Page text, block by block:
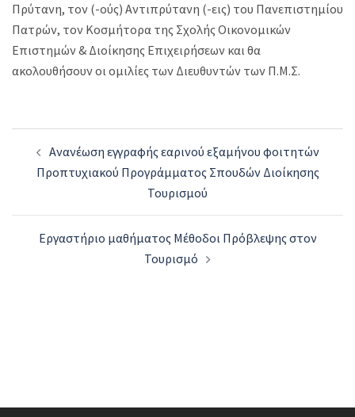
Πρύτανη, τον (-ούς) Αντιπρύτανη (-εις) του Πανεπιστημίου
Πατρών, τον Κοσμήτορα της Σχολής Οικονομικών
Επιστημών & Διοίκησης Επιχειρήσεων και θα
ακολουθήσουν οι ομιλίες των Διευθυντών των Π.Μ.Σ.
navigation
Ανανέωση εγγραφής εαρινού εξαμήνου φοιτητών
Προπτυχιακού Προγράμματος Σπουδών Διοίκησης
Τουρισμού
Εργαστήριο μαθήματος Μέθοδοι Πρόβλεψης στον
Τουρισμό